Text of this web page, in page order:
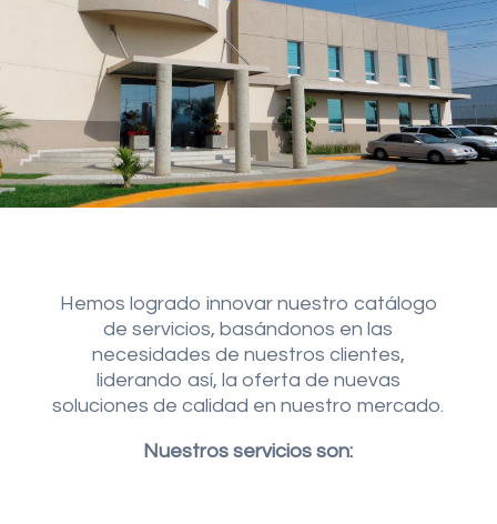
Hemos logrado innovar nuestro catálogo
de servicios, basándonos en las
necesidades de nuestros clientes,
liderando así, la oferta de nuevas
soluciones de calidad en nuestro mercado.
Nuestros servicios son: